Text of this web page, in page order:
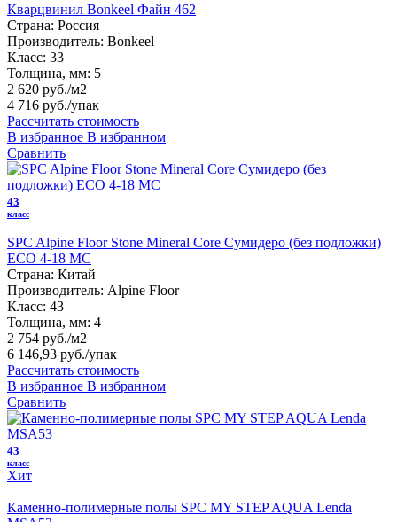
Кварцвинил Bonkeel Файн 462
Страна: Россия
Производитель: Bonkeel
Класс: 33
Толщина, мм: 5
2 620 руб./м2
4 716 руб./упак
Рассчитать стоимость
В избранное В избранном
Сравнить
43
класс
SPC Alpine Floor Stone Mineral Core Сумидеро (без подложки)
ЕСО 4-18 MC
Страна: Китай
Производитель: Alpine Floor
Класс: 43
Толщина, мм: 4
2 754 руб./м2
6 146,93 руб./упак
Рассчитать стоимость
В избранное В избранном
Сравнить
43
класс
Хит
Каменно-полимерные полы SPC MY STEP AQUA Lenda